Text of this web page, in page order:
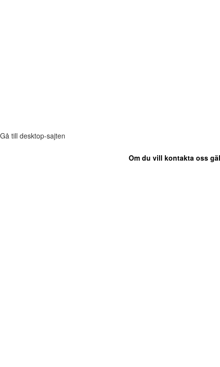
Gå till desktop-sajten
Om du vill kontakta oss